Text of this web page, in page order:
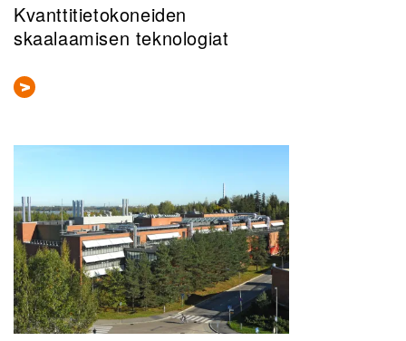
Kvanttitietokoneiden
skaalaamisen teknologiat